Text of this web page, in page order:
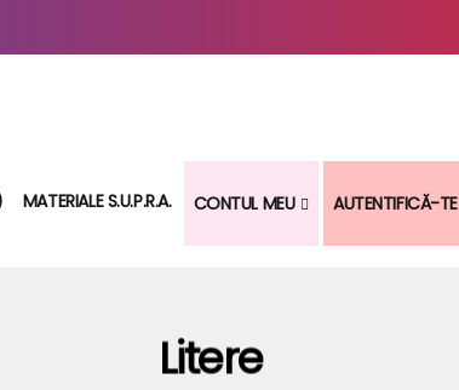
MATERIALE S.U.P.R.A. CONTUL MEU AUTENTIFICĂ-TE
Litere